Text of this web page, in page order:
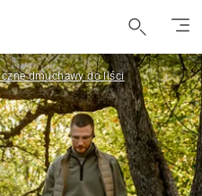
dmuchawy do liści